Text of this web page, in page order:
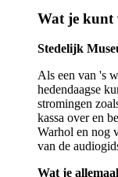
Wat je kunt
Stedelijk
Als een van 's
hedendaagse
stromingen
kassa over en
Warhol en nog
van de
Wat je